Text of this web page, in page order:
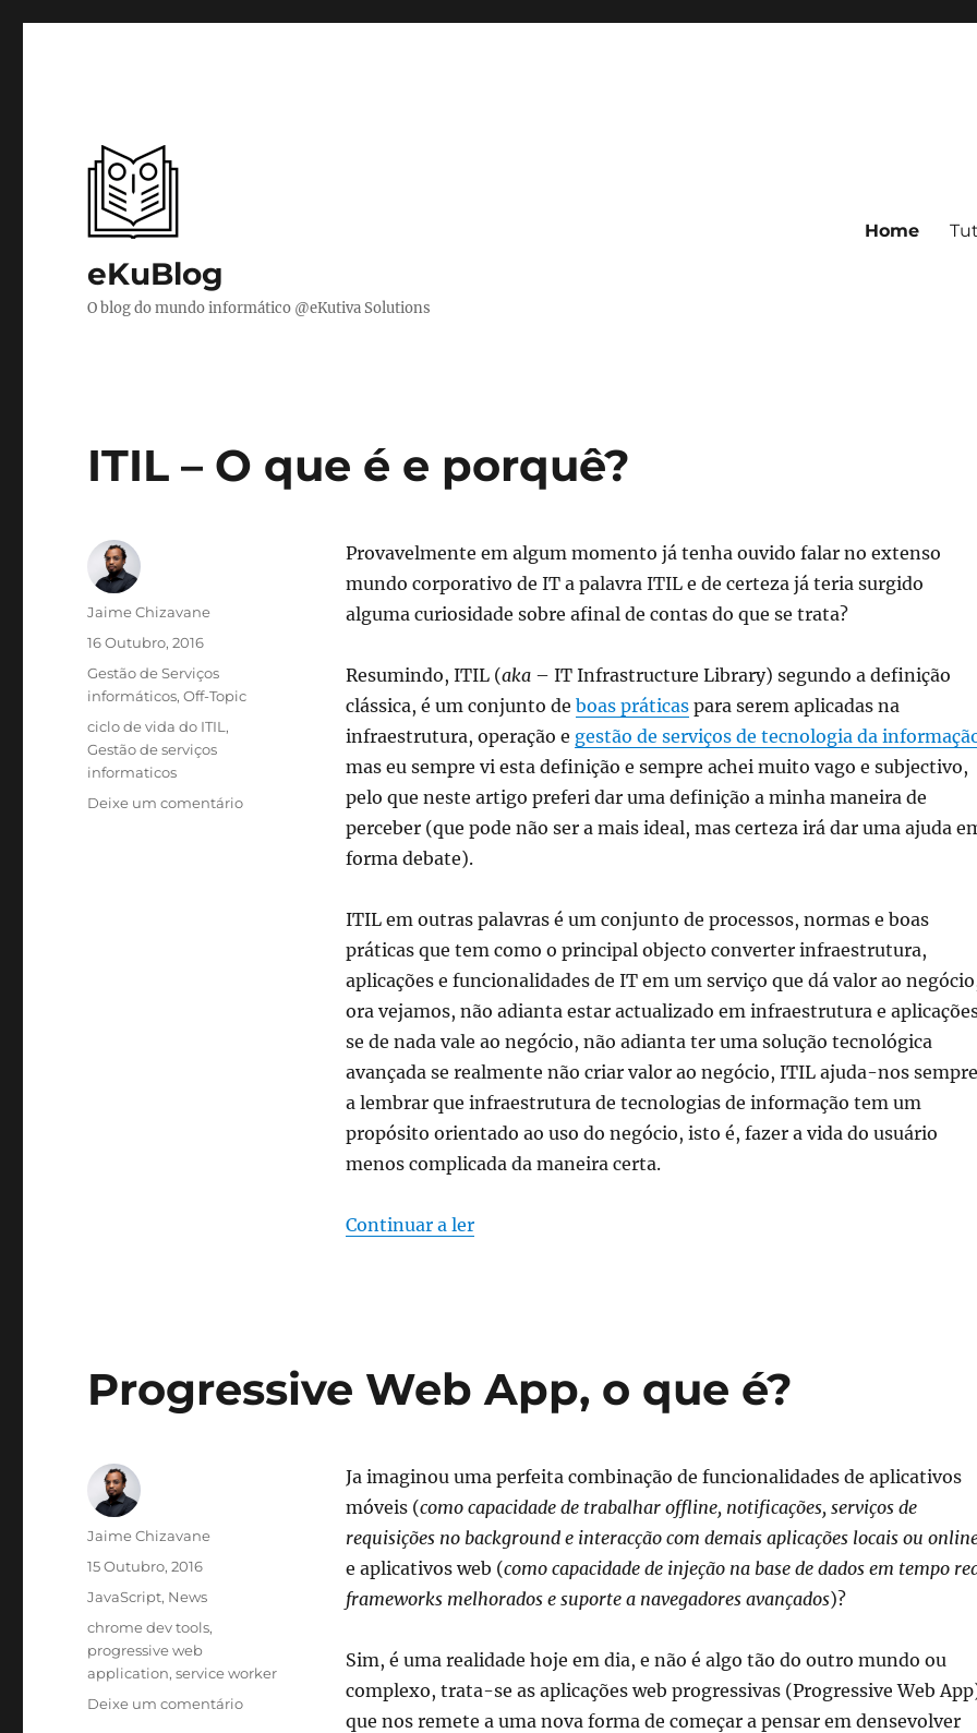
eKuBlog
O blog do mundo informático @eKutiva Solutions
Home
ITIL – O que é e porquê?
Provavelmente em algum momento já tenha ouvido falar no extenso
mundo corporativo de IT a palavra ITIL e de certeza já teria surgido
alguma curiosidade sobre afinal de contas do que se trata?
Resumindo, ITIL (aka– IT Infrastructure Library) segundo a definição
clássica, é um conjunto de boas práticaspara serem aplicadas na
infraestrutura, operação e gestão de serviços de tecnologia da
mas eu sempre vi esta definição e sempre achei muito vago e subjectivo,
pelo que neste artigo preferi dar uma definição a minha maneira de
perceber (que pode não ser a mais ideal, mas certeza irá dar uma ajuda
forma debate).
ITIL em outras palavras é um conjunto de processos, normas e boas
práticas que tem como o principal objecto converter infraestrutura,
aplicações e funcionalidades de IT em um serviço que dá valor ao
ora vejamos, não adianta estar actualizado em infraestrutura e
se de nada vale ao negócio, não adianta ter uma solução tecnológica
avançada se realmente não criar valor ao negócio, ITIL ajuda-nos sempre
a lembrar que infraestrutura de tecnologias de informação tem um
propósito orientado ao uso do negócio, isto é, fazer a vida do usuário
menos complicada da maneira certa.
Continuar a ler“ITIL – O que é e porquê?”
Autor
Jaime Chizavane
Publicado
16 Outubro, 2016
Categorias
Gestão de Serviços
informáticos,Off-Topic
Etiquetas
ciclo de vida do ITIL ,
Gestão de serviços
informaticos
Deixe um comentáriosobre
Progressive Web App, o que é?
Ja imaginou uma perfeita combinação de funcionalidades de aplicativos
móveis (como capacidade de trabalhar offline, notificações, serviços de
requisições no background e interacção com demais aplicações locais ou
e aplicativos web (como capacidade de injeção na base de dados em tempo
frameworks melhorados e suporte a navegadores avançados)?
Sim, é uma realidade hoje em dia, e não é algo tão do outro mundo ou
complexo, trata-se as aplicações web progressivas (Progressive Web
que nos remete a uma nova forma de começar a pensar em densevolver
Autor
Jaime Chizavane
Publicado
15 Outubro, 2016
Categorias
JavaScript, News
Etiquetas
chrome dev tools,
progressive web
application,service worker
Deixe um comentáriosobre